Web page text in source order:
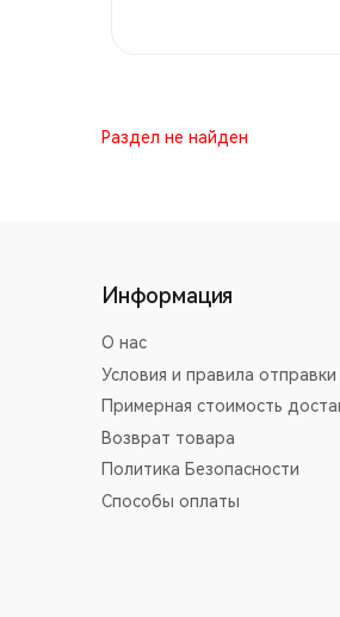
Раздел не найден
Информация
О нас
Условия и правила отправки
Примерная стоимость
Возврат товара
Политика Безопасности
Способы оплаты